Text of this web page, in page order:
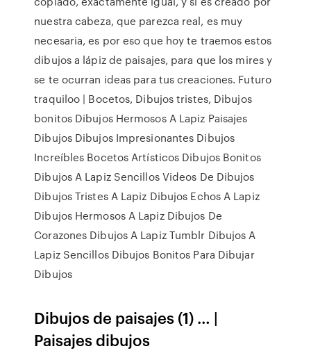
nuestra cabeza, que parezca real, es muy
necesaria, es por eso que hoy te traemos estos
dibujos a lápiz de paisajes, para que los mires y
se te ocurran ideas para tus creaciones. Futuro
traquiloo | Bocetos, Dibujos tristes, Dibujos
bonitos Dibujos Hermosos A Lapiz Paisajes
Dibujos Dibujos Impresionantes Dibujos
Increíbles Bocetos Artísticos Dibujos Bonitos
Dibujos A Lapiz Sencillos Videos De Dibujos
Dibujos Tristes A Lapiz Dibujos Echos A Lapiz
Dibujos Hermosos A Lapiz Dibujos De
Corazones Dibujos A Lapiz Tumblr Dibujos A
Lapiz Sencillos Dibujos Bonitos Para Dibujar
Dibujos
Dibujos de paisajes (1) … |
Paisajes dibujos